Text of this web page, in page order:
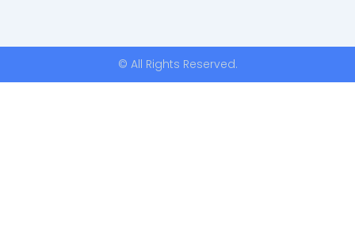
© All Rights Reserved.